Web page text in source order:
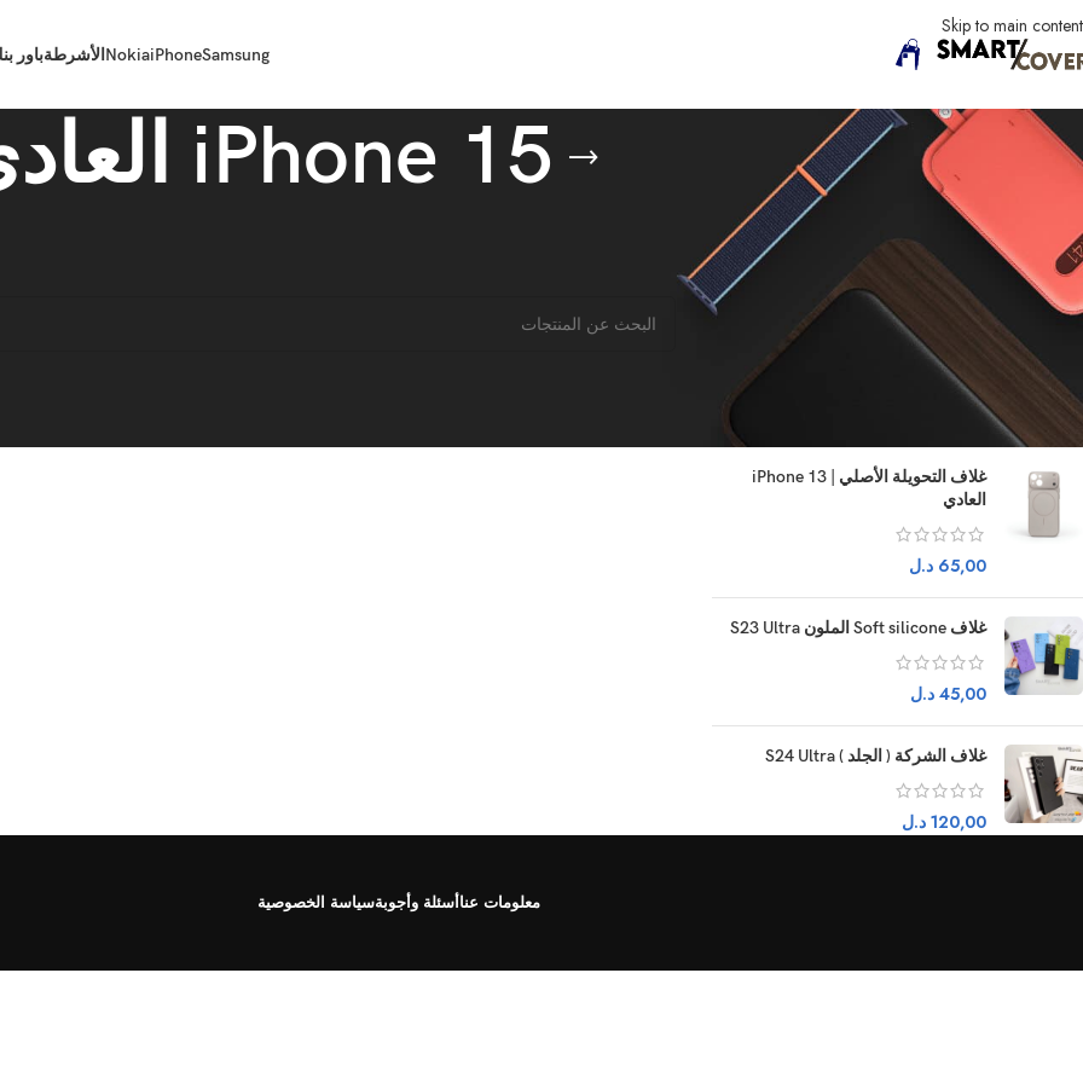
Skip to main content
Samsung
iPhone
Nokia الأشرطةباور
iPhone 15 العادي
STOCK STATUS
منتجات التخفيض
متوفر في المخزون
متاح للطلب المسبق
TOP RATED PRODUCTS
غلاف التحويلة الأصلي | iPhone 13
العادي
65,00 د.ل
غلاف Soft silicone الملون S23 Ultra
45,00 د.ل
غلاف الشركة ( الجلد ) S24 Ultra
120,00 د.ل
معلومات عناأسئلة وأجوبةسياسة الخصوصية